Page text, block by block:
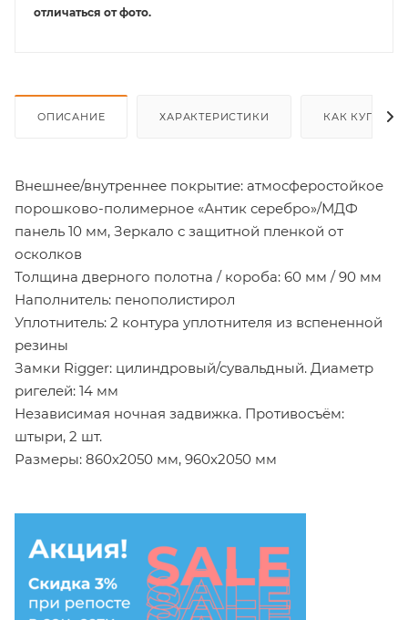
отличаться от фото.
ОПИСАНИЕ ХАРАКТЕРИСТИКИ КАК КУПИТЬ
Внешнее/внутреннее покрытие: атмосферостойкое
порошково-полимерное «Антик серебро»/МДФ
панель 10 мм, Зеркало с защитной пленкой от
осколков
Толщина дверного полотна / короба: 60 мм / 90 мм
Наполнитель: пенополистирол
Уплотнитель: 2 контура уплотнителя из вспененной
резины
Замки Rigger: цилиндровый/сувальдный. Диаметр
ригелей: 14 мм
Независимая ночная задвижка. Противосъём:
штыри, 2 шт.
Размеры: 860х2050 мм, 960х2050 мм